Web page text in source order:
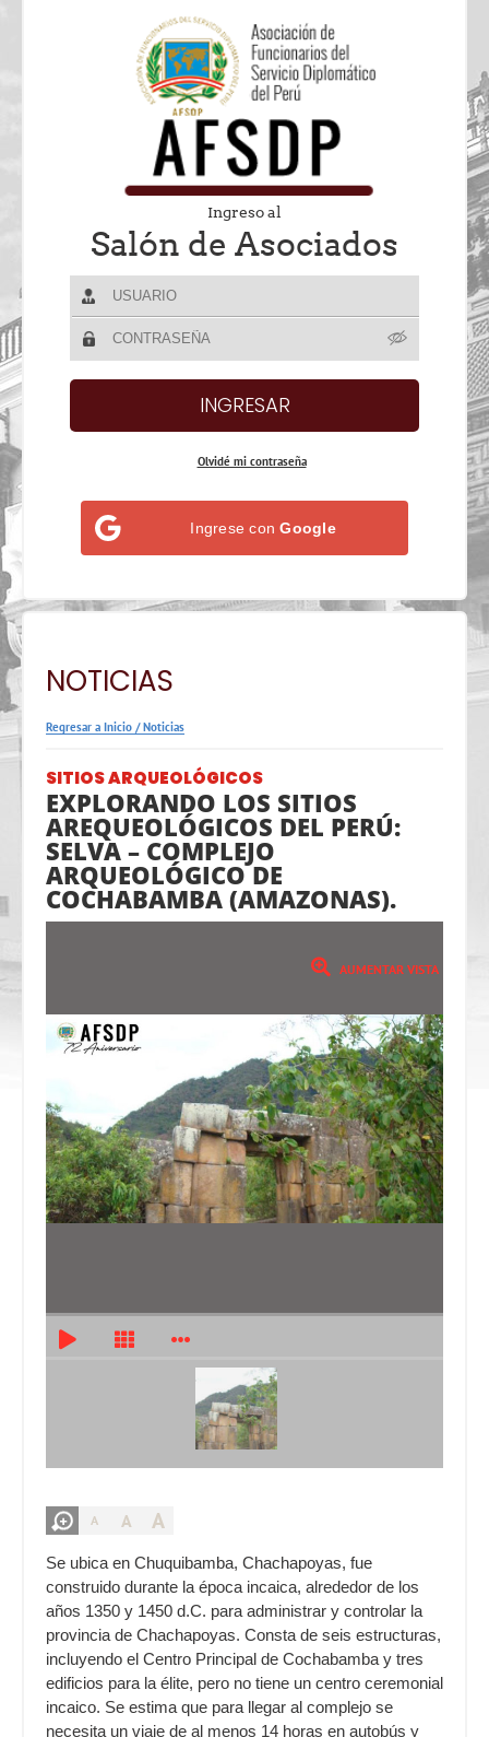
Ingreso al
Salón de Asociados
Olvidé mi contraseña
Ingrese conGoogle
NOTICIAS
Regresar a Inicio /Noticias
SITIOS ARQUEOLÓGICOS
EXPLORANDO LOS SITIOS
AREQUEOLÓGICOS DEL PERÚ:
SELVA – COMPLEJO
ARQUEOLÓGICO DE
COCHABAMBA (AMAZONAS).
A A A
Se ubica en Chuquibamba, Chachapoyas, fue
construido durante la época incaica, alrededor de los
años 1350 y 1450 d.C. para administrar y controlar la
provincia de Chachapoyas. Consta de seis estructuras,
incluyendo el Centro Principal de Cochabamba y tres
edificios para la élite, pero no tiene un centro ceremonial
incaico. Se estima que para llegar al complejo se
necesita un viaje de al menos 14 horas en autobús y